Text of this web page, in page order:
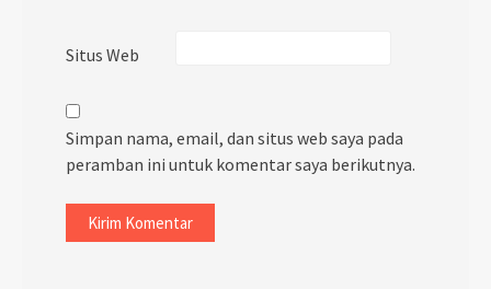
Situs Web
Simpan nama, email, dan situs web saya pada
peramban ini untuk komentar saya berikutnya.